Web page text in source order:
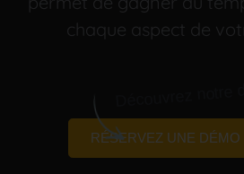
RÉSERVEZ UNE DÉMO